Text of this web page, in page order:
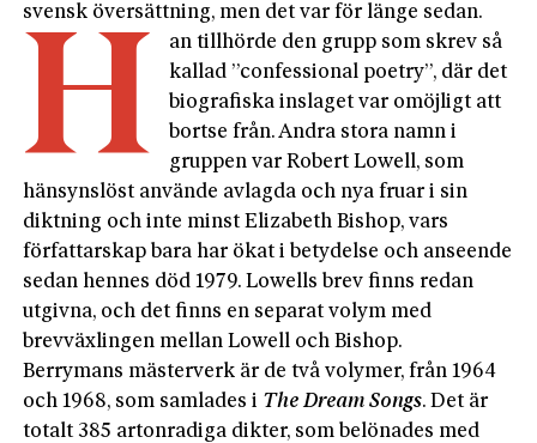
svensk översättning, men det var för länge sedan.
H
an tillhörde den grupp som skrev så
kallad ”confessional poetry”, där det
biografiska inslaget var omöjligt att
bortse från. Andra stora namn i
gruppen var Robert Lowell, som
hänsynslöst använde avlagda och nya fruar i sin
diktning och inte minst Elizabeth Bishop, vars
författarskap bara har ökat i betydelse och anseen­de
sedan hennes död 1979. Lowells brev finns redan
utgivna, och det finns en separat volym med
brevväxlingen mellan Lowell och Bishop.
Berrymans mästerverk är de två volymer, från 1964
och 1968, som samlades i The Dream Songs. Det är
totalt 385 artonradiga dikter, som belönades med